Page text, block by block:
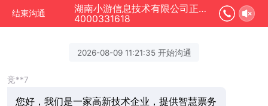
结束沟通
湖南小游信息技术有限公司正在为您服务
4000331618
2026-08-09 11:21:35 开始沟通
竞**7
您好，我们是一家高新技术企业，提供智慧票务